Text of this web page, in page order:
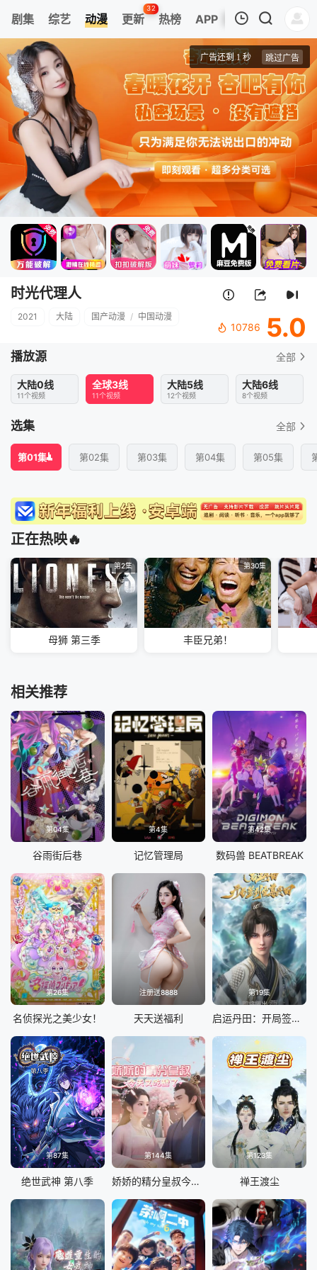
剧集 综艺 动漫 更新
32
热榜 APP
第01集
时光代理人
清空
时光代理人
2021 大陆 国产动漫 / 中国动漫
10786 5.0
播放源 全部
大陆0线
11个视频
全球3线
11个视频
大陆5线
12个视频
大陆6线
8个视频
选集 全部
第01集 第02集 第03集 第04集 第05集
正在热映🔥
第2集
母狮 第三季
第30集
丰臣兄弟！
相关推荐
第04集
谷雨街后巷
第4集
记忆管理局
第42集
数码兽 BEATBREAK
第26集
名侦探光之美少女！
注册送8888
天天送福利
第19集
启运丹田：开局签到至尊丹田
第87集
绝世武神 第八季
第144集
娇娇的精分皇叔今天又吃醋了
第123集
禅王渡尘